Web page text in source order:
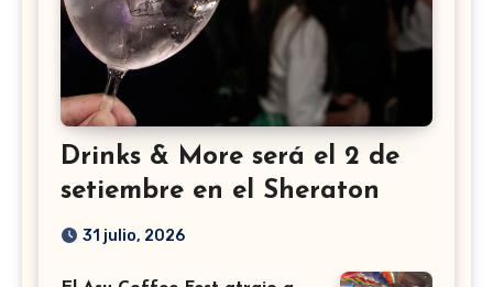
Drinks & More será el 2 de
setiembre en el Sheraton
31 julio, 2026